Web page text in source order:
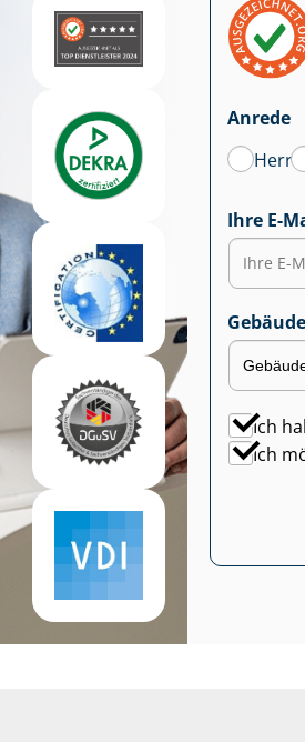
Anrede
Herr
Ihre E-
Ich
Ich